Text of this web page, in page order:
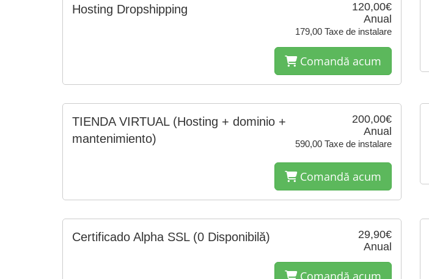
120,00€
Anual
179,00 Taxe de instalare
Hosting Dropshipping
Comandă acum
200,00€
Anual
590,00 Taxe de instalare
TIENDA VIRTUAL (Hosting + dominio +
mantenimiento)
Comandă acum
29,90€
Anual
Certificado Alpha SSL (0 Disponibilă)
Comandă acum